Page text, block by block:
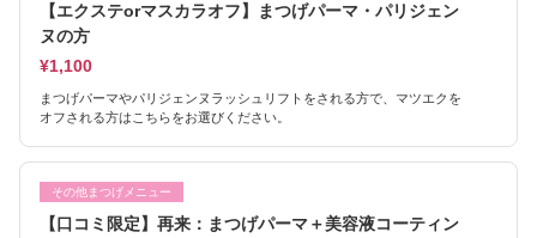
【エクステorマスカラオフ】まつげパーマ・パリジェン
ヌの方
¥1,100
まつげパーマやパリジェンヌラッシュリフトをされる方で、マツエクを
オフされる方はこちらをお選びください。
その他まつげメニュー
【口コミ限定】再来：まつげパーマ＋美容液コーティン